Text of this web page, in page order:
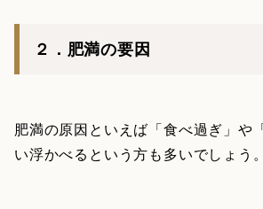
２．肥満の要因
肥満の原因といえば「食べ過ぎ」や
い浮かべるという方も多いでしょう。